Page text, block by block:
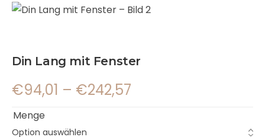
Din Lang mit Fenster
€94,01 – €242,57
Menge